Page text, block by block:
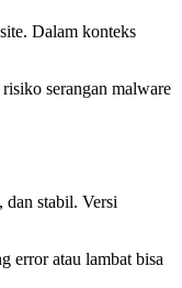
Dalam konteks
serangan malware
dan stabil. Versi
error atau lambat bisa